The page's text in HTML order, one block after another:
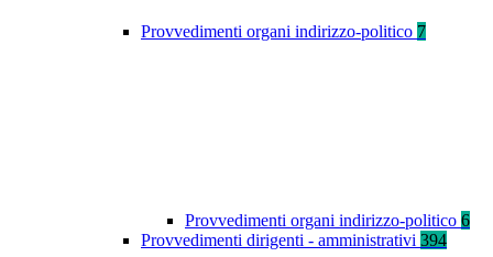
Provvedimenti organi indirizzo-politico 7
Provvedimenti organi indirizzo-politico 6
Provvedimenti dirigenti - amministrativi 394